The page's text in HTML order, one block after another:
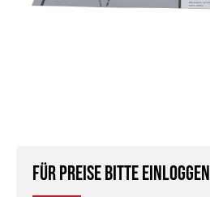
Für Preise bitte einloggen